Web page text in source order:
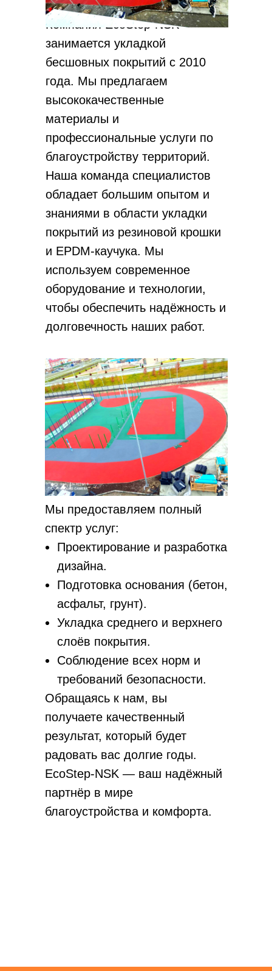
Компания EcoStep-NSK
занимается укладкой
бесшовных покрытий с 2010
года. Мы предлагаем
высококачественные
материалы и
профессиональные услуги по
благоустройству территорий.
Наша команда специалистов
обладает большим опытом и
знаниями в области укладки
покрытий из резиновой крошки
и EPDM-каучука. Мы
используем современное
оборудование и технологии,
чтобы обеспечить надёжность и
долговечность наших работ.
Мы предоставляем полный
спектр услуг:
Проектирование и разработка
дизайна.
Подготовка основания (бетон,
асфальт, грунт).
Укладка среднего и верхнего
слоёв покрытия.
Соблюдение всех норм и
требований безопасности.
Обращаясь к нам, вы
получаете качественный
результат, который будет
радовать вас долгие годы.
EcoStep-NSK — ваш надёжный
партнёр в мире
благоустройства и комфорта.